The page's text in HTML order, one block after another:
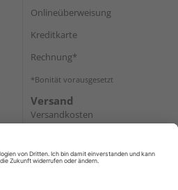
Onlineüberweisung
Kreditkarte
Rechnung*
*Bonität vorausgesetzt
Versand
Versandkosten